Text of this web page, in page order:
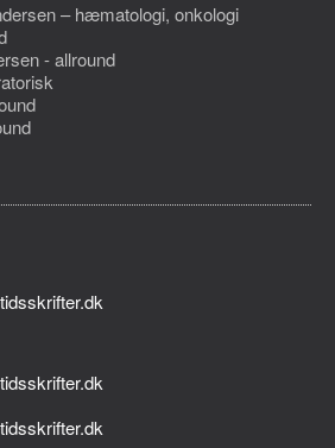
– hæmatologi, onkologi
- allround